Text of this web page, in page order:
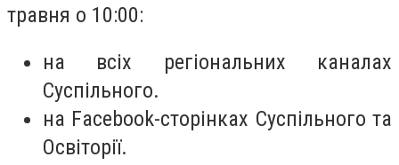
травня о 10:00:
на всіх регіональних каналах
Суспільного.
на Facebook-сторінках Суспільного та
Освіторії.